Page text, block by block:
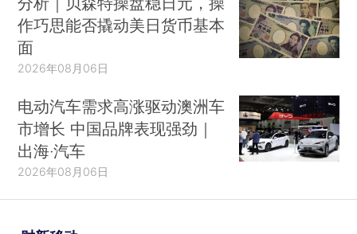
作巧思能否撬动美日货币基本
面
2026年08月06日
电动汽车需求高涨驱动澳洲车
市增长 中国品牌表现强劲｜
出海·汽车
2026年08月06日